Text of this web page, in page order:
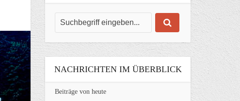
NACHRICHTEN IM ÜBERBLICK
Beiträge von heute